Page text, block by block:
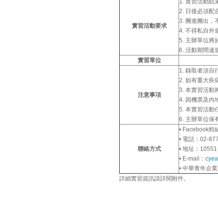
實習活動要求
2. 日後必須配
3. 團進團出，
4. 不得私自外
5. 主辦單位將
6. 活動期間違
實習單位
注意事項
1. 錄取者須自
2. 如有重大疾
3. 本實習活動
4. 因機票及內
5. 本實習活動
6. 主辦單位保
聯絡方式
• Facebook粉
• 電話：02-
• 地址：
• E-mail：
• 中華青年企
詳細實習資訊請詳閱附件。